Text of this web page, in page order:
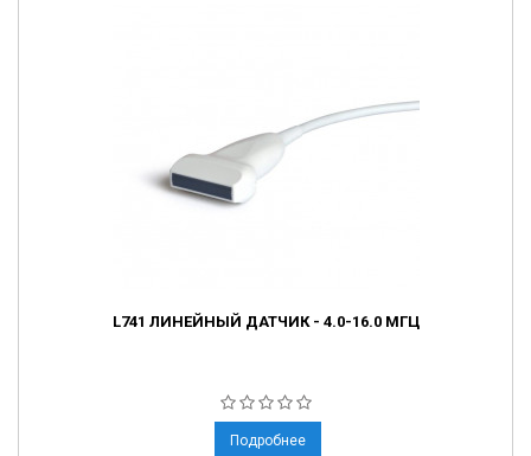
L741 ЛИНЕЙНЫЙ ДАТЧИК - 4.0-16.0 МГЦ
Подробнее